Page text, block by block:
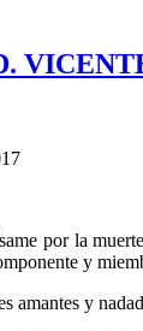
por la
y
amantes y